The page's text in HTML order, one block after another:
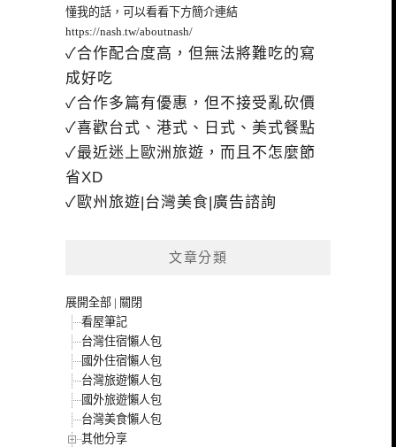
懂我的話，可以看看下方簡介連結
https://nash.tw/aboutnash/
✓合作配合度高，但無法將難吃的寫
成好吃
✓合作多篇有優惠，但不接受亂砍價
✓喜歡台式、港式、日式、美式餐點
✓最近迷上歐洲旅遊，而且不怎麼節
省XD
✓歐州旅遊|台灣美食|廣告諮詢
文章分類
展開全部 | 關閉
看屋筆記
台灣住宿懶人包
國外住宿懶人包
台灣旅遊懶人包
國外旅遊懶人包
台灣美食懶人包
其他分享